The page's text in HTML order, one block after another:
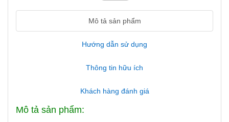
Mô tả sản phẩm
Hướng dẫn sử dụng
Thông tin hữu ích
Khách hàng đánh giá
Mô tả sản phẩm: